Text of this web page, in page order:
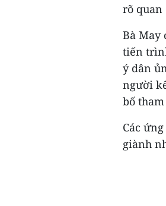
rõ quan
Bà May
tiến
ý dân
người
bố
Các
giành